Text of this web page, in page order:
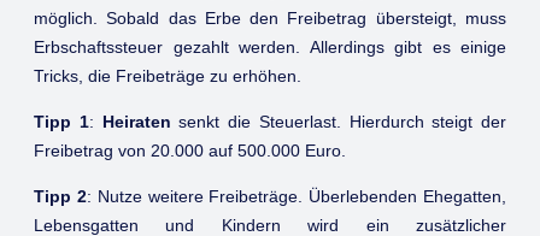
möglich. Sobald das Erbe den Freibetrag übersteigt, muss
Erbschaftssteuer gezahlt werden. Allerdings gibt es einige
Tricks, die Freibeträge zu erhöhen.
Tipp 1: Heiraten senkt die Steuerlast. Hierdurch steigt der
Freibetrag von 20.000 auf 500.000 Euro.
Tipp 2: Nutze weitere Freibeträge. Überlebenden Ehegatten,
Lebensgatten und Kindern wird ein zusätzlicher